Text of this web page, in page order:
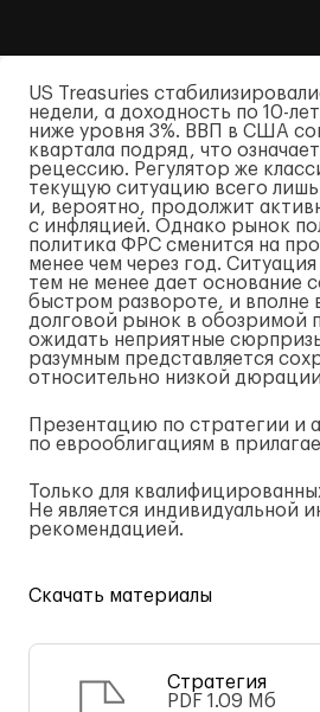
US Treasuries
недели, а доходность по 10-
ниже уровня 3%. ВВП в США
квартала подряд, что
рецессию. Регулятор же
текущую ситуацию всего лишь
и, вероятно, продолжит
с инфляцией. Однако рынок
политика ФРС сменится на
менее чем через год.
тем не менее дает основание
быстром развороте, и вполне
долговой рынок в обозримой
ожидать неприятные
разумным представляется
относительно низкой
Презентацию по стратегии и
по еврооблигациям в
Только для
Не является индивидуальной
рекомендацией.
Скачать материалы
Стратегия
PDF 1.09 Мб